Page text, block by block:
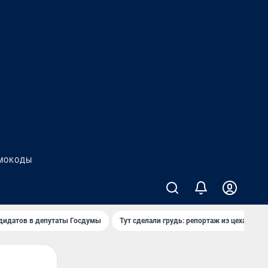
в депутаты Госдумы Тут сделали грудь: репортаж из цеха